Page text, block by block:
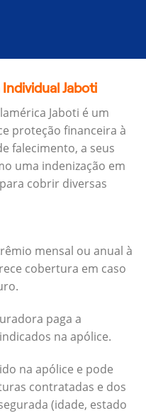
Jaboti
Jaboti é um
proteção financeira à
falecimento, a seus
uma indenização em
cobrir diversas
mensal ou anual à
cobertura em caso
paga a
na apólice.
na apólice e pode
contratadas e dos
(idade, estado